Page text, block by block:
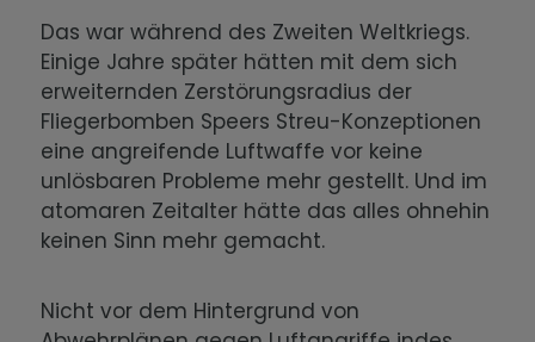
Das war während des Zweiten Weltkriegs.
Einige Jahre später hätten mit dem sich
erweiternden Zerstörungsradius der
Fliegerbomben Speers Streu-Konzeptionen
eine angreifende Luftwaffe vor keine
unlösbaren Probleme mehr gestellt. Und im
atomaren Zeitalter hätte das alles ohnehin
keinen Sinn mehr gemacht.
Nicht vor dem Hintergrund von